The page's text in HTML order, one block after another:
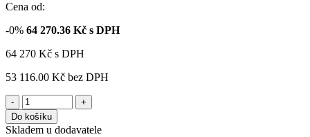
Cena od:
-0% 64 270.36 Kč s DPH
64 270 Kč s DPH
53 116.00 Kč bez DPH
-
+
Do košíku
Skladem u dodavatele